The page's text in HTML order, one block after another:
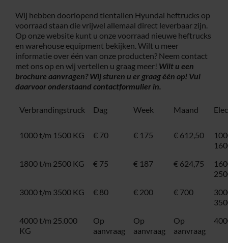
Wij hebben doorlopend tientallen Hyundai heftrucks op
voorraad staan die vrijwel allemaal direct leverbaar zijn.
Op onze website kunt u onze voorraad nieuwe heftrucks
en warehouse equipment bekijken. Wilt u meer
informatie over één van onze producten? Neem contact
met ons op en wij vertellen u graag meer! Wilt u een
brochure aanvragen? Wij sturen u er graag één op! Vul
daarvoor onderstaandcontactformulierin.
Verbrandingstruck Dag Week Maand
1000 t/m 1500 KG € 70 € 175 € 612,50
1800 t/m 2500 KG
€ 75 € 187 € 624,75
3000 t/m 3500 KG
€ 80 € 200 € 700
4000 t/m 25.000
KG
Op
aanvraag
Op
aanvraag
Op
aanvraag